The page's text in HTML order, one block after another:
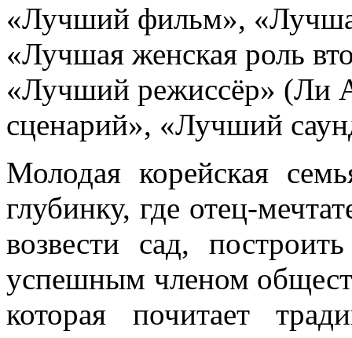
«Лучший фильм»,
«Лучшая женская роль
«Лучший режиссёр» (Ли
сценарий», «Лучший
Молодая корейская
глубинку, где отец-
возвести сад,
успешным членом
которая почитает